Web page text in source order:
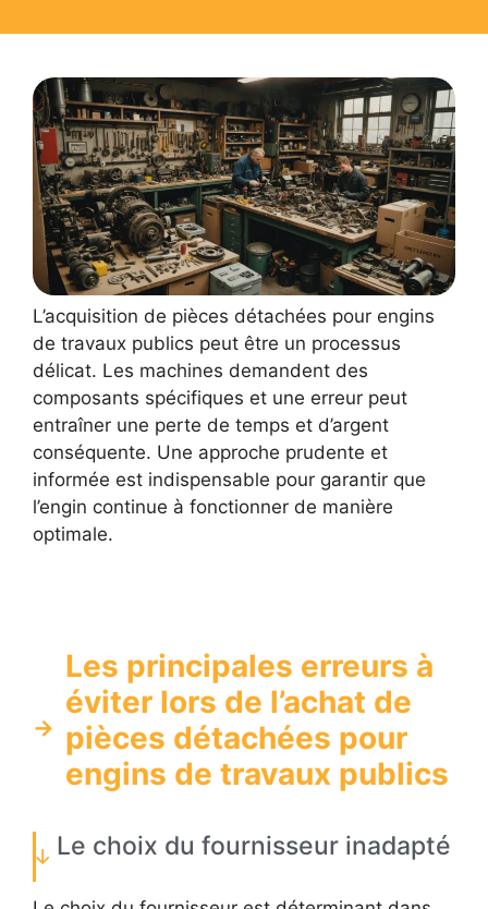
L’acquisition de pièces détachées pour engins
de travaux publics peut être un processus
délicat. Les machines demandent des
composants spécifiques et une erreur peut
entraîner une perte de temps et d’argent
conséquente. Une approche prudente et
informée est indispensable pour garantir que
l’engin continue à fonctionner de manière
optimale.
Les principales erreurs à
éviter lors de l’achat de
pièces détachées pour
engins de travaux publics
Le choix du fournisseur inadapté